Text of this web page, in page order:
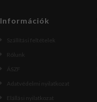
Információk
Szállítási feltételek
Rólunk
ÁSZF
Adatvédelmi nyilatkozat
Elállási nyilatkozat